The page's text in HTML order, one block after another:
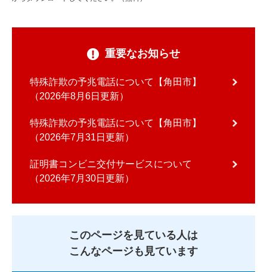
重要なお知らせ
特殊詐欺の予兆電話について【角田市】
2026年8月6日更新
特殊詐欺の予兆電話について【角田市】
2026年7月31日更新
証明書コンビニ交付サービスについて
2026年7月30日更新
このページを見ている人は
こんなページも見ています